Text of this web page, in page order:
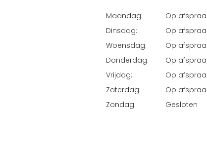
Maandag:
Op
Dinsdag:
Op
Woensdag:
Op
Donderdag:
Op
Vrijdag:
Op
Zaterdag:
Op
Zondag:
Gesloten